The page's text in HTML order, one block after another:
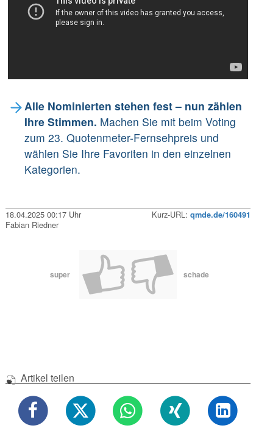
Alle Nominierten stehen fest – nun zählen
Ihre Stimmen. Machen Sie mit beim Voting
zum 23. Quotenmeter-Fernsehpreis und
wählen Sie Ihre Favoriten in den einzelnen
Kategorien.
18.04.2025 00:17 Uhr Kurz-URL: qmde.de/160491
Fabian Riedner
super schade
Artikel teilen